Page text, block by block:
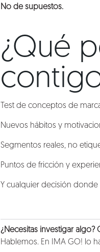
No de supuestos.
¿Qué
Test de conceptos de
Nuevos hábitos y
Segmentos reales, no
Puntos de fricción y
Y cualquier decisión
¿Necesitas investigar
Hablemos. En IMA GO! lo